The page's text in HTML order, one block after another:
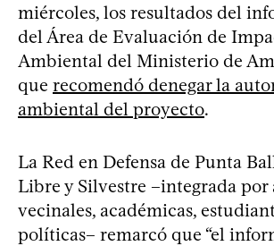
miércoles, los resultados del
del Área de Evaluación de
Ambiental del Ministerio de
que recomendó denegar la
ambiental del proyecto.
La Red en Defensa de Punta
Libre y Silvestre –integrada por
vecinales, académicas,
políticas– remarcó que “el